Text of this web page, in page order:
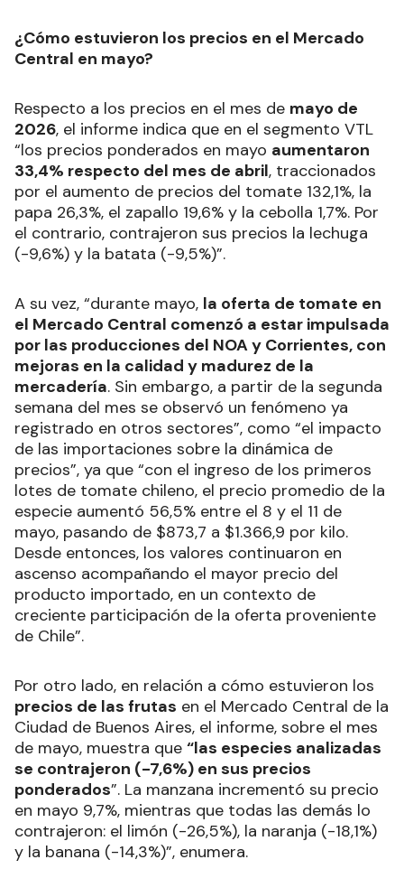
¿Cómo estuvieron los precios en el Mercado
Central en mayo?
Respecto a los precios en el mes de mayo de
2026, el informe indica que en el segmento VTL
“los precios ponderados en mayo aumentaron
33,4% respecto del mes de abril, traccionados
por el aumento de precios del tomate 132,1%, la
papa 26,3%, el zapallo 19,6% y la cebolla 1,7%. Por
el contrario, contrajeron sus precios la lechuga
(-9,6%) y la batata (-9,5%)”.
A su vez, “durante mayo, la oferta de tomate en
el Mercado Central comenzó a estar impulsada
por las producciones del NOA y Corrientes, con
mejoras en la calidad y madurez de la
mercadería. Sin embargo, a partir de la segunda
semana del mes se observó un fenómeno ya
registrado en otros sectores”, como “el impacto
de las importaciones sobre la dinámica de
precios”, ya que “con el ingreso de los primeros
lotes de tomate chileno, el precio promedio de la
especie aumentó 56,5% entre el 8 y el 11 de
mayo, pasando de $873,7 a $1.366,9 por kilo.
Desde entonces, los valores continuaron en
ascenso acompañando el mayor precio del
producto importado, en un contexto de
creciente participación de la oferta proveniente
de Chile”.
Por otro lado, en relación a cómo estuvieron los
precios de las frutas en el Mercado Central de la
Ciudad de Buenos Aires, el informe, sobre el mes
de mayo, muestra que “las especies analizadas
se contrajeron (-7,6%) en sus precios
ponderados”. La manzana incrementó su precio
en mayo 9,7%, mientras que todas las demás lo
contrajeron: el limón (-26,5%), la naranja (-18,1%)
y la banana (-14,3%)”, enumera.